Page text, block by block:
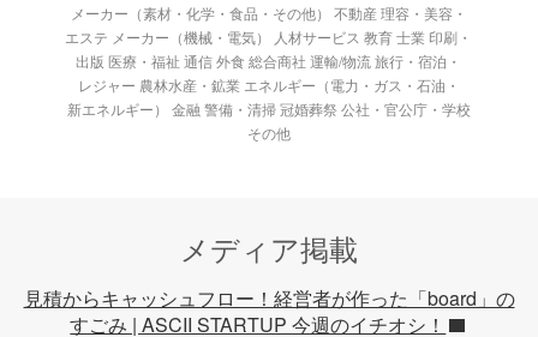
メーカー（素材・化学・食品・その他） 不動産 理容・美容・
エステ メーカー（機械・電気） 人材サービス 教育 士業 印刷・
出版 医療・福祉 通信 外食 総合商社 運輸/物流 旅行・宿泊・
レジャー 農林水産・鉱業 エネルギー（電力・ガス・石油・
新エネルギー） 金融 警備・清掃 冠婚葬祭 公社・官公庁・学校
その他
メディア掲載
見積からキャッシュフロー！経営者が作った「board」の
すごみ | ASCII STARTUP 今週のイチオシ！